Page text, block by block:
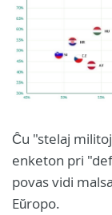
Ĉu "stelaj
enketon pri
povas vidi
Eŭropo.